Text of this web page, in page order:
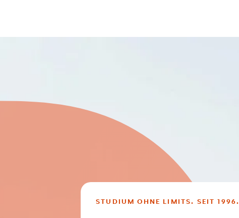
STUDIUM OHNE LIMITS. SEIT 1996.